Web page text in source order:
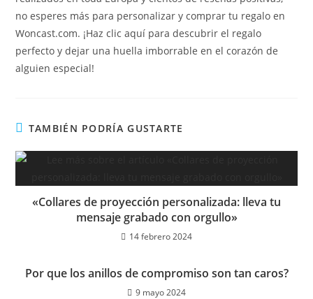
no esperes más para personalizar y comprar tu regalo en
Woncast.com. ¡Haz clic aquí para descubrir el regalo
perfecto y dejar una huella imborrable en el corazón de
alguien especial!
TAMBIÉN PODRÍA GUSTARTE
«Collares de proyección personalizada: lleva tu
mensaje grabado con orgullo»
14 febrero 2024
Por que los anillos de compromiso son tan caros?
9 mayo 2024